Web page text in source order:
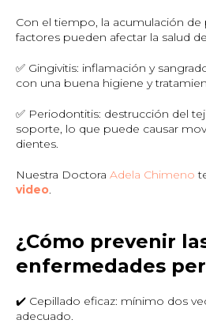
Con el tiempo, la acumulación de
factores pueden afectar la salud
✅ Gingivitis: inflamación y
con una buena higiene y
✅ Periodontitis: destrucción del
soporte, lo que puede causar
dientes.
Nuestra Doctora Adela Chimeno
video.
¿Cómo prevenir
enfermedades
✔️ Cepillado eficaz: mínimo dos
adecuado.